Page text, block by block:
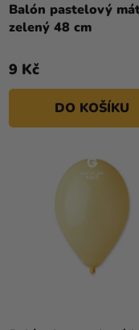
Balón pastelový
zelený 48 cm
9 Kč
DO KOŠÍKU